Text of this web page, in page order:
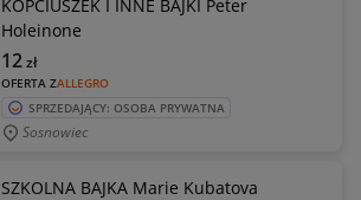
KOPCIUSZEK I INNE BAJKI Peter
Holeinone
OFERTA ZALLEGRO
12zł
SPRZEDAJĄCY: OSOBA PRYWATNA
Sosnowiec
SZKOLNA BAJKA Marie Kubatova